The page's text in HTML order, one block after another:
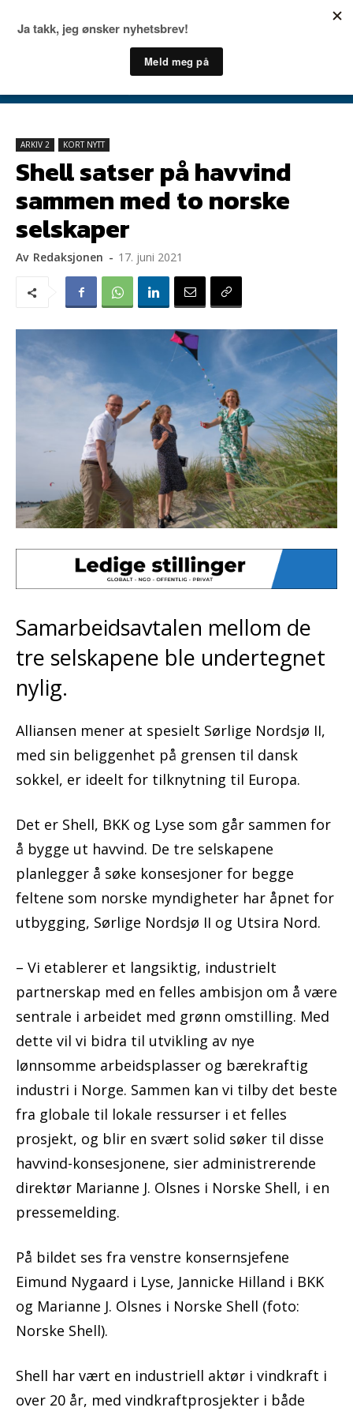
ARKIV 2 KORT NYTT
Shell satser på havvind
sammen med to norske
selskaper
Av Redaksjonen - 17. juni 2021
Samarbeidsavtalen mellom de
tre selskapene ble undertegnet
nylig.
Alliansen mener at spesielt Sørlige Nordsjø II,
med sin beliggenhet på grensen til dansk
sokkel, er ideelt for tilknytning til Europa.
Det er Shell, BKK og Lyse som går sammen for
å bygge ut havvind. De tre selskapene
planlegger å søke konsesjoner for begge
feltene som norske myndigheter har åpnet for
utbygging, Sørlige Nordsjø II og Utsira Nord.
– Vi etablerer et langsiktig, industrielt
partnerskap med en felles ambisjon om å være
sentrale i arbeidet med grønn omstilling. Med
dette vil vi bidra til utvikling av nye
lønnsomme arbeidsplasser og bærekraftig
industri i Norge. Sammen kan vi tilby det beste
fra globale til lokale ressurser i et felles
prosjekt, og blir en svært solid søker til disse
havvind-konsesjonene, sier administrerende
direktør Marianne J. Olsnes i Norske Shell, i en
pressemelding.
På bildet ses fra venstre konsernsjefene
Eimund Nygaard i Lyse, Jannicke Hilland i BKK
og Marianne J. Olsnes i Norske Shell (foto:
Norske Shell).
Shell har vært en industriell aktør i vindkraft i
over 20 år, med vindkraftprosjekter i både